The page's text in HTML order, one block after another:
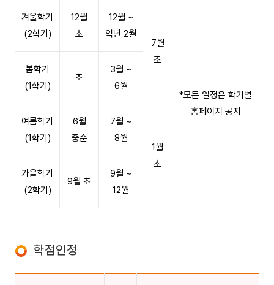
겨울학기
(2학기)
12월
초
12월 ~
익년 2월
7월
초
*모든 일정은 학기별
홈페이지 공지
봄학기
(1학기)
초
3월 ~
6월
여름학기
(1학기)
6월
중순
7월 ~
8월
1월
초
가을학기
(2학기)
9월 초
9월 ~
12월
학점인정